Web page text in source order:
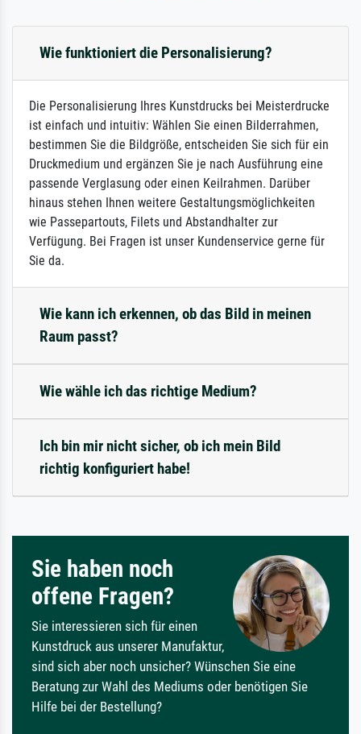
Wie funktioniert die Personalisierung?
Die Personalisierung Ihres Kunstdrucks bei Meisterdrucke
ist einfach und intuitiv: Wählen Sie einen Bilderrahmen,
bestimmen Sie die Bildgröße, entscheiden Sie sich für ein
Druckmedium und ergänzen Sie je nach Ausführung eine
passende Verglasung oder einen Keilrahmen. Darüber
hinaus stehen Ihnen weitere Gestaltungsmöglichkeiten
wie Passepartouts, Filets und Abstandhalter zur
Verfügung. Bei Fragen ist unser Kundenservice gerne für
Sie da.
Wie kann ich erkennen, ob das Bild in meinen
Raum passt?
Wie wähle ich das richtige Medium?
Ich bin mir nicht sicher, ob ich mein Bild
richtig konfiguriert habe!
Sie haben noch
offene Fragen?
Sie interessieren sich für einen
Kunstdruck aus unserer Manufaktur,
sind sich aber noch unsicher? Wünschen Sie eine
Beratung zur Wahl des Mediums oder benötigen Sie
Hilfe bei der Bestellung?